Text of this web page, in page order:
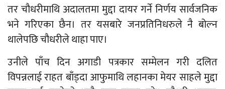
तर चौधरीमाथि अदालतमा मुद्दा दायर गर्ने निर्णय सार्वजनिक
भने गरिएका छैन। तर यसबारे जनप्रतिनिधरुले नै बोल्न
थालेपछि चौधरीले थाहा पाए।
उनीले पाँच दिन अगाडी पत्रकार सम्मेलन गरी दलित
विपन्नलाई राहत बाँड्दा आफुमाथि लहानका मेयर साहले मुद्दा